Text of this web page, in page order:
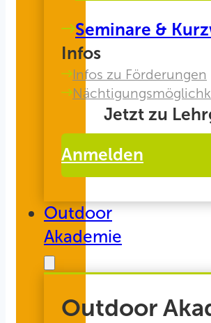
Seminare &
Infos
Infos zu Förderungen
Jetzt zu
Anmelden
Outdoor
Akademie
Outdoor